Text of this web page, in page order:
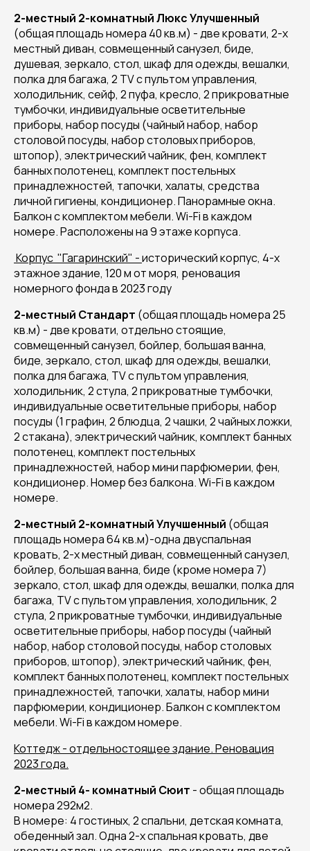
2-местный 2-комнатный Люкс Улучшенный
(общая площадь номера 40 кв.м) - две кровати, 2-х
местный диван, совмещенный санузел, биде,
душевая, зеркало, стол, шкаф для одежды, вешалки,
полка для багажа, 2 TV с пультом управления,
холодильник, сейф, 2 пуфа, кресло, 2 прикроватные
тумбочки, индивидуальные осветительные
приборы, набор посуды (чайный набор, набор
столовой посуды, набор столовых приборов,
штопор), электрический чайник, фен, комплект
банных полотенец, комплект постельных
принадлежностей, тапочки, халаты, средства
личной гигиены, кондиционер. Панорамные окна.
Балкон с комплектом мебели. Wi-Fi в каждом
номере. Расположены на 9 этаже корпуса.
Корпус "Гагаринский" -исторический корпус, 4-х
этажное здание, 120 м от моря, реновация
номерного фонда в 2023 году
2-местный Стандарт (общая площадь номера 25
кв.м) - две кровати, отдельно стоящие,
совмещенный санузел, бойлер, большая ванна,
биде, зеркало, стол, шкаф для одежды, вешалки,
полка для багажа, TV с пультом управления,
холодильник, 2 стула, 2 прикроватные тумбочки,
индивидуальные осветительные приборы, набор
посуды (1 графин, 2 блюдца, 2 чашки, 2 чайных ложки,
2 стакана), электрический чайник, комплект банных
полотенец, комплект постельных
принадлежностей, набор мини парфюмерии, фен,
кондиционер. Номер без балкона. Wi-Fi в каждом
номере.
2-местный 2-комнатный Улучшенный (общая
площадь номера 64 кв.м)-одна двуспальная
кровать, 2-х местный диван, совмещенный санузел,
бойлер, большая ванна, биде (кроме номера 7)
зеркало, стол, шкаф для одежды, вешалки, полка для
багажа, TV с пультом управления, холодильник, 2
стула, 2 прикроватные тумбочки, индивидуальные
осветительные приборы, набор посуды (чайный
набор, набор столовой посуды, набор столовых
приборов, штопор), электрический чайник, фен,
комплект банных полотенец, комплект постельных
принадлежностей, тапочки, халаты, набор мини
парфюмерии, кондиционер. Балкон с комплектом
мебели. Wi-Fi в каждом номере.
Коттедж - отдельностоящее здание. Реновация
2023 года.
2-местный 4- комнатный Сюит - общая площадь
номера 292м2.
В номере: 4 гостиных, 2 спальни, детская комната,
обеденный зал. Одна 2-х спальная кровать, две